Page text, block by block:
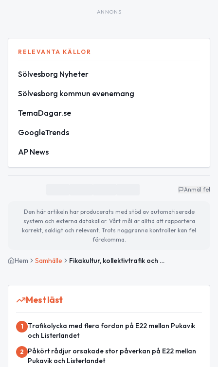
ANNONS
RELEVANTA KÄLLOR
Sölvesborg Nyheter
Sölvesborg kommun evenemang
TemaDagar.se
GoogleTrends
AP News
Anmäl fel
Den här artikeln har producerats med stöd av automatiserade
system och externa datakällor. Vårt mål är alltid att rapportera
korrekt, sakligt och relevant. Trots noggranna kontroller kan fel
förekomma.
Hem Samhälle Fikakultur, kollektivtrafik och aktuella världshändelser
Mest läst
1
Trafikolycka med flera fordon på E22 mellan Pukavik
och Listerlandet
2
Påkört rådjur orsakade stor påverkan på E22 mellan
Pukavik och Listerlandet